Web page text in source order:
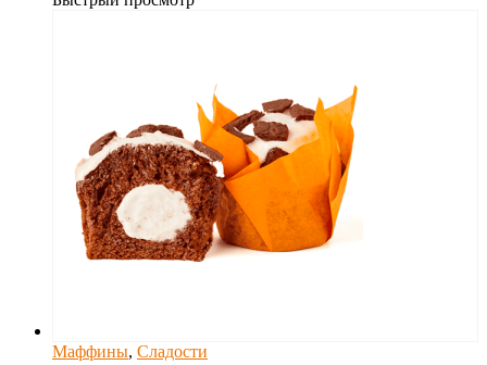
Маффины, Сладости